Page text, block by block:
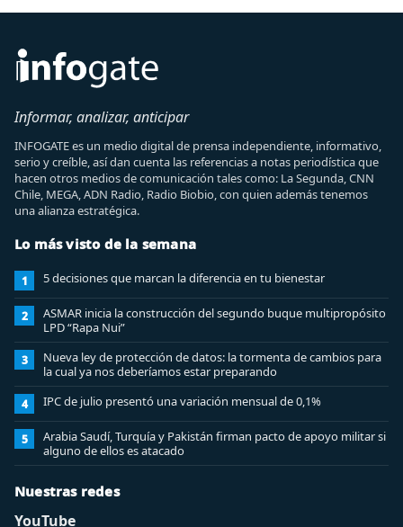
Informar, analizar, anticipar
INFOGATE es un medio digital de prensa independiente, informativo,
serio y creíble, así dan cuenta las referencias a notas periodística que
hacen otros medios de comunicación tales como: La Segunda, CNN
Chile, MEGA, ADN Radio, Radio Biobio, con quien además tenemos
una alianza estratégica.
Lo más visto de la semana
1 5 decisiones que marcan la diferencia en tu bienestar
2
ASMAR inicia la construcción del segundo buque multipropósito
LPD “Rapa Nui”
3
Nueva ley de protección de datos: la tormenta de cambios para
la cual ya nos deberíamos estar preparando
4 IPC de julio presentó una variación mensual de 0,1%
5
Arabia Saudí, Turquía y Pakistán firman pacto de apoyo militar si
alguno de ellos es atacado
Nuestras redes
YouTube